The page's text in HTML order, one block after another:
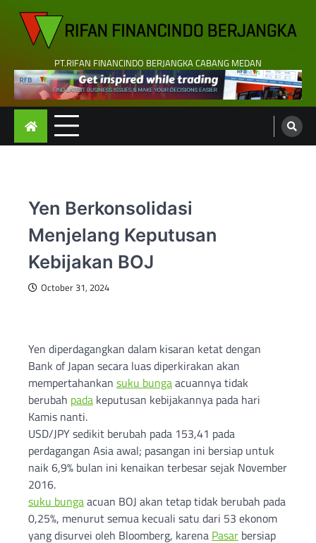
content
PT.RIFAN FINANCINDO BERJANGKA CABANG MEDAN
Yen Berkonsolidasi
Menjelang Keputusan
Kebijakan BOJ
October 31, 2024
Yen diperdagangkan dalam kisaran ketat dengan
Bank of Japan secara luas diperkirakan akan
mempertahankan suku bungaacuannya tidak
berubah pada keputusan kebijakannya pada hari
Kamis nanti.
USD/JPY sedikit berubah pada 153,41 pada
perdagangan Asia awal; pasangan ini bersiap untuk
naik 6,9% bulan ini kenaikan terbesar sejak November
2016.
suku bungaacuan BOJ akan tetap tidak berubah pada
0,25%, menurut semua kecuali satu dari 53 ekonom
yang disurvei oleh Bloomberg, karena Pasar bersiap